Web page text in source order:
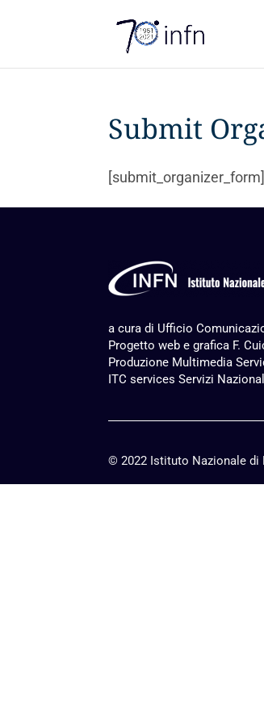
Submit
[submit_organizer_form]
a cura di Ufficio
Progetto web e grafica F.
Produzione Multimedia
ITC services Servizi
© 2022 Istituto Nazionale di